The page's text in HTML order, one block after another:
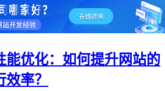
能优化：如何提升网站的
率？